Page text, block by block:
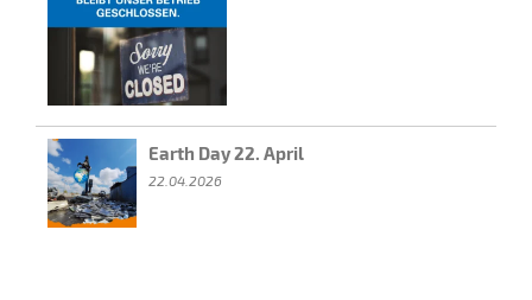
Earth Day 22. April
22.04.2026